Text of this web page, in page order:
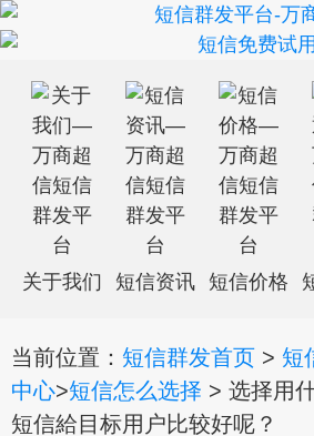
关于我们 短信资讯 短信价格
当前位置： 短信群发首页 > 短
中心>短信怎么选择 > 选择用
短信給目标用户比较好呢？